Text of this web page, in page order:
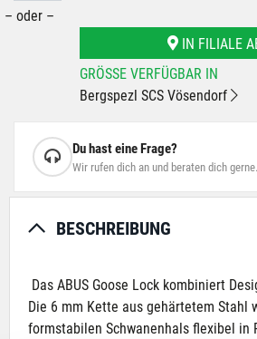
– oder –
IN FILIALE
GRÖSSE VERFÜGBAR IN
Bergspezl SCS Vösendorf
Du hast eine Frage?
Wir rufen dich an und beraten dich gerne.
BESCHREIBUNG
Das ABUS Goose Lock kombiniert
Die 6 mm Kette aus gehärtetem Stahl
formstabilen Schwanenhals flexibel in